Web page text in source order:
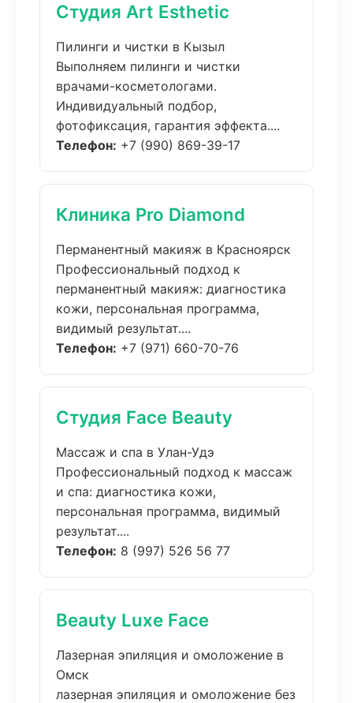
Студия Art Esthetic
Пилинги и чистки в Кызыл
Выполняем пилинги и чистки
врачами-косметологами.
Индивидуальный подбор,
фотофиксация, гарантия эффекта....
Телефон: +7 (990) 869-39-17
Клиника Pro Diamond
Перманентный макияж в Красноярск
Профессиональный подход к
перманентный макияж: диагностика
кожи, персональная программа,
видимый результат....
Телефон: +7 (971) 660-70-76
Студия Face Beauty
Массаж и спа в Улан-Удэ
Профессиональный подход к массаж
и спа: диагностика кожи,
персональная программа, видимый
результат....
Телефон: 8 (997) 526 56 77
Beauty Luxe Face
Лазерная эпиляция и омоложение в
Омск
лазерная эпиляция и омоложение без